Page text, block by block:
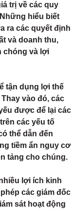
trị về các quy
hiểu biết
ra các quyết định
và doanh thu,
chóng và lợi
tận dụng lợi thế
vào đó, các
được để lại các
các yếu tố
thể dẫn đến
tiềm ẩn nguy cơ
tảng cho chúng.
lợi ích kinh
các giám đốc
sát hoạt động